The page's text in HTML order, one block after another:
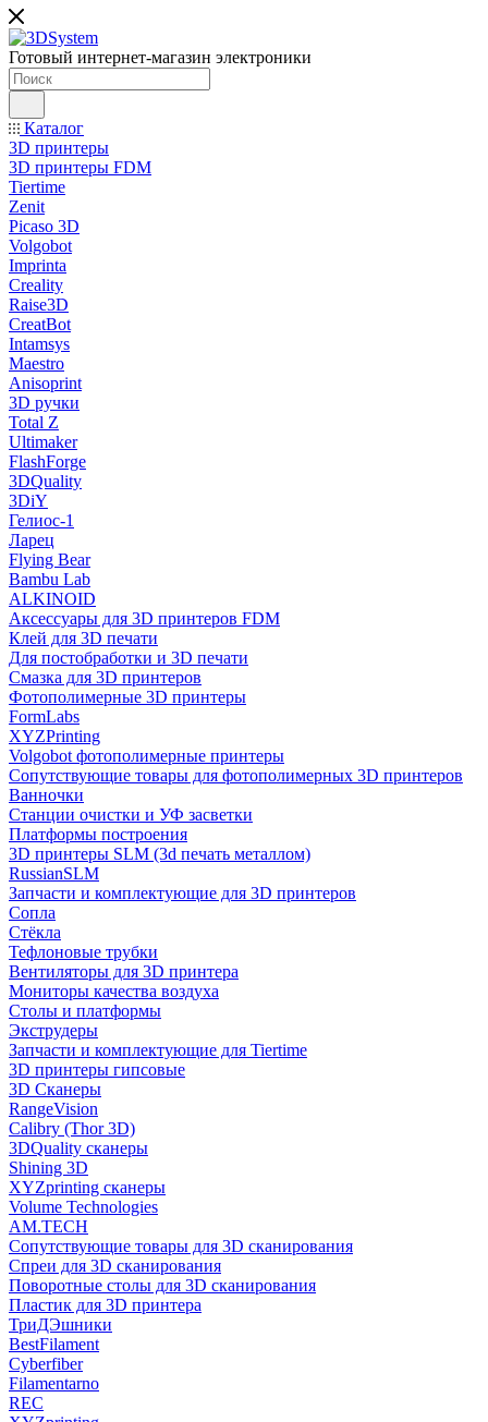
Готовый интернет-магазин электроники
Каталог
3D принтеры
3D принтеры FDM
Tiertime
Zenit
Picaso 3D
Volgobot
Imprinta
Creality
Raise3D
CreatBot
Intamsys
Maestro
Anisoprint
3D ручки
Total Z
Ultimaker
FlashForge
3DQuality
3DiY
Гелиос-1
Ларец
Flying Bear
Bambu Lab
ALKINOID
Аксессуары для 3D принтеров FDM
Клей для 3D печати
Для постобработки и 3D печати
Смазка для 3D принтеров
Фотополимерные 3D принтеры
FormLabs
XYZPrinting
Volgobot фотополимерные принтеры
Сопутствующие товары для фотополимерных 3D принтеров
Ванночки
Станции очистки и УФ засветки
Платформы построения
3D принтеры SLM (3d печать металлом)
RussianSLM
Запчасти и комплектующие для 3D принтеров
Сопла
Cтёкла
Тефлоновые трубки
Вентиляторы для 3D принтера
Мониторы качества воздуха
Столы и платформы
Экструдеры
Запчасти и комплектующие для Tiertime
3D принтеры гипсовые
3D Сканеры
RangeVision
Calibry (Thor 3D)
3DQuality сканеры
Shining 3D
XYZprinting сканеры
Volume Technologies
AM.TECH
Сопутствующие товары для 3D сканирования
Спреи для 3D сканирования
Поворотные столы для 3D сканирования
Пластик для 3D принтера
ТриДЭшники
BestFilament
Cyberfiber
Filamentarno
REC